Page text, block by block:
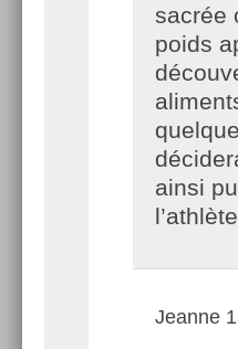
sacrée
poids
ainsi
Jeanne